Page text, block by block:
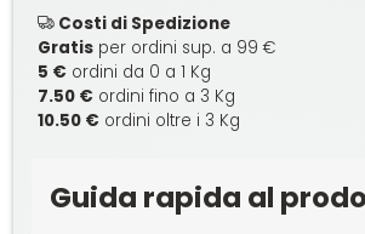
Costi di Spedizione
Gratis per ordini sup. a 99 €
5 € ordini da 0 a 1 Kg
7.50 € ordini fino a 3 Kg
10.50 € ordini oltre i 3 Kg
Guida rapida al